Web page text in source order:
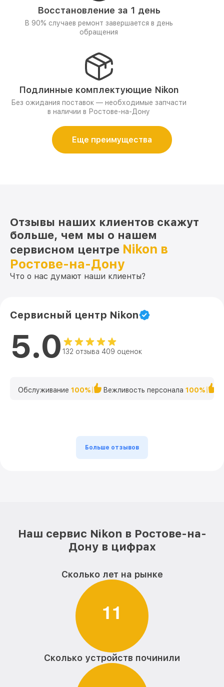
Восстановление за 1 день
В 90% случаев ремонт завершается в день
обращения
Подлинные комплектующие Nikon
Без ожидания поставок — необходимые запчасти
в наличии в Ростове-на-Дону
Еще преимущества
Отзывы наших клиентов скажут
больше, чем мы о нашем
сервисном центре Nikon в
Ростове-на-Дону
Что о нас думают наши клиенты?
Сервисный центр Nikon
5.0 132 отзыва 409 оценок
Обслуживание 100% Вежливость персонала 100%
Больше отзывов
Наш сервис Nikon в Ростове-на-
Дону в цифрах
Сколько лет на рынке
11
Сколько устройств починили